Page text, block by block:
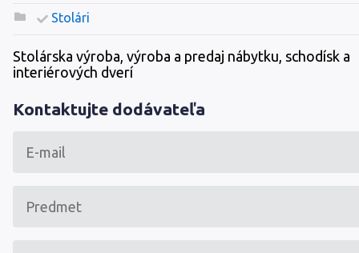
Stolári
Stolárska výroba, výroba a predaj nábytku, schodísk a
interiérových dverí
Kontaktujte dodávateľa